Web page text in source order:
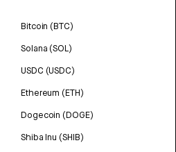
Bitcoin (BTC)
Solana (SOL)
USDC (USDC)
Ethereum (ETH)
Dogecoin (DOGE)
Shiba Inu (SHIB)